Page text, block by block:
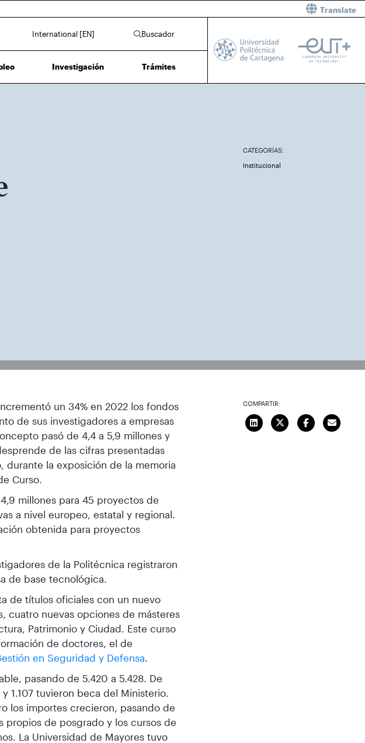
Translate
International [EN] Buscador
Investigación Trámites
CATEGORÍAS:
Institucional
de la memoria del curso académico 2022-2023
un 34% en 2022 los fondos
de sus investigadores a empresas
pasó de 4,4 a 5,9 millones y
de las cifras presentadas
durante la exposición de la memoria
Curso.
millones para 45 proyectos de
a nivel europeo, estatal y regional.
obtenida para proyectos
de la Politécnica registraron
de base tecnológica.
de títulos oficiales con un nuevo
cuatro nuevas opciones de másteres
Patrimonio y Ciudad. Este curso
de doctores, el de
en Seguridad y Defensa.
pasando de 5.420 a 5.428. De
1.107 tuvieron beca del Ministerio.
los importes crecieron, pasando de
propios de posgrado y los cursos de
La Universidad de Mayores tuvo
COMPARTIR: